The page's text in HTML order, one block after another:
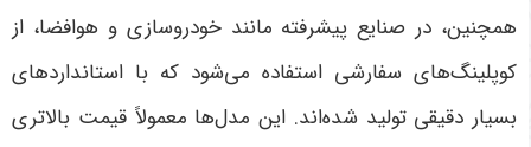
همچنین، در صنایع پیشرفته مانند خودروسازی و هوافضا، از
کوپلینگ‌های سفارشی استفاده می‌شود که با استانداردهای
بسیار دقیقی تولید شده‌اند. این مدل‌ها معمولاً قیمت بالاتری